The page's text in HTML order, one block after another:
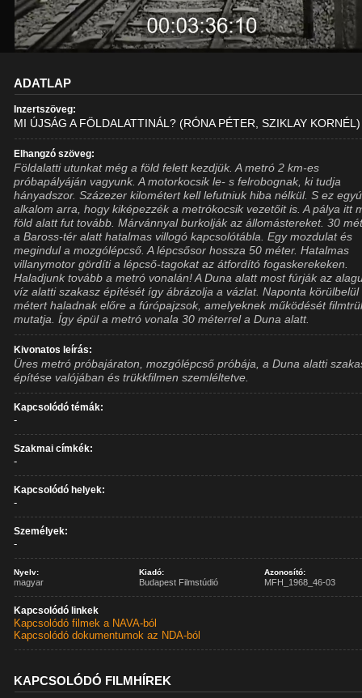
ADATLAP
Inzertszöveg:
MI ÚJSÁG A FÖLDALATTINÁL? (RÓNA PÉTER, SZIKLAY KORNÉL)
Elhangzó szöveg:
Földalatti utunkat még a föld felett kezdjük. A metró 2 km-es
próbapályáján vagyunk. A motorkocsik le- s felrobognak, ki tudja
hányadszor. Százezer kilométert kell lefutniuk hiba nélkül. S ez
alkalom arra, hogy kiképezzék a metrókocsik vezetőit is. A pálya itt
föld alatt fut tovább. Márvánnyal burkolják az állomástereket. 30
a Baross-tér alatt hatalmas villogó kapcsolótábla. Egy mozdulat és
megindul a mozgólépcső. A lépcsősor hossza 50 méter. Hatalmas
villanymotor gördíti a lépcső-tagokat az átfordító fogaskerekeken.
Haladjunk tovább a metró vonalán! A Duna alatt most fúrják az
víz alatti szakasz építését így ábrázolja a vázlat. Naponta körülbelül
métert haladnak előre a fúrópajzsok, amelyeknek működését
mutatja. Így épül a metró vonala 30 méterrel a Duna alatt.
Kivonatos leírás:
Üres metró próbajáraton, mozgólépcső próbája, a Duna alatti
építése valójában és trükkfilmen szemléltetve.
Kapcsolódó témák:
-
Szakmai címkék:
-
Kapcsolódó helyek:
-
Személyek:
-
Nyelv:
magyar
Kiadó:
Budapest Filmstúdió
Azonosító:
MFH_1968_46-03
Kapcsolódó linkek
Kapcsolódó filmek a NAVA-ból
Kapcsolódó dokumentumok az NDA-ból
KAPCSOLÓDÓ FILMHÍREK